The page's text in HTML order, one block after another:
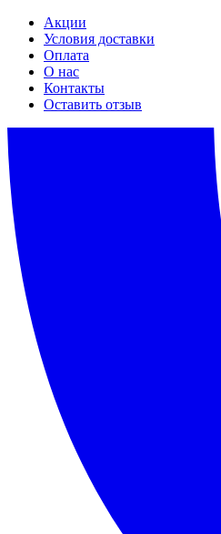
Акции
Условия доставки
Оплата
О нас
Контакты
Оставить отзыв